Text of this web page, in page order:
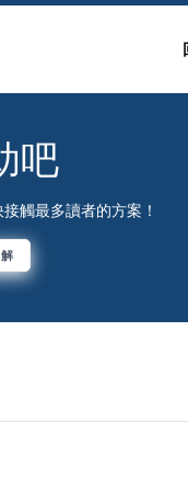
吧
觸最多讀者的方案！